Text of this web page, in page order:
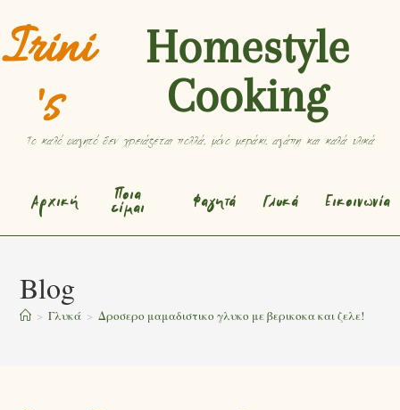
Irini
's
Homestyle
Cooking
Το καλό φαγητό δεν χρειάζεται πολλά, μόνο μεράκι, αγάπη και καλά υλικά
Αρχική
Ποια
είμαι
Φαγητά Γλυκά Εικοινωνία
Blog
> Γλυκά > Δροσερο μαμαδιστικο γλυκο με βερικοκα και ζελε!